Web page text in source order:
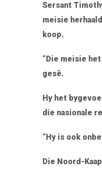
Sersant
meisie
koop.
“Die meisie
gesê.
Hy het
die nasionale
“Hy is ook
Die Noord-